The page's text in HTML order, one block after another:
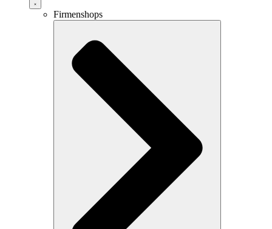
Firmenshops